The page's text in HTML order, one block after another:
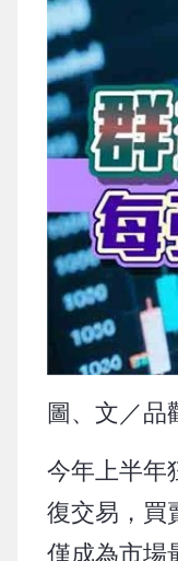
圖、文／品
今年上半年
復交易，買
僅成為市場